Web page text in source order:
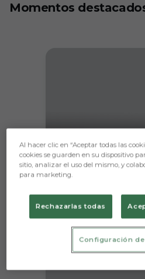
Momentos
Álex Sancris
en El Plantío
extremis'
Al hacer clic en “Aceptar todas las
cookies se guarden en su dispositivo
sitio, analizar el uso del mismo, y
para marketing.
Rechazarlas todas
Configuración